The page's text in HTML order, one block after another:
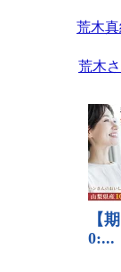
荒木
荒木